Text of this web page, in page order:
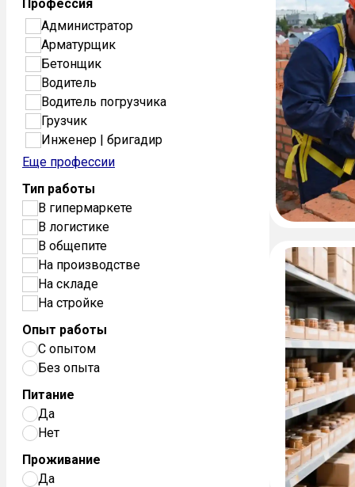
Профессия
Администратор
Арматурщик
Бетонщик
Водитель
Водитель погрузчика
Грузчик
Инженер | бригадир
Еще профессии
Тип работы
В гипермаркете
В логистике
В общепите
На производстве
На складе
На стройке
Опыт работы
С опытом
Без опыта
Питание
Да
Нет
Проживание
Да